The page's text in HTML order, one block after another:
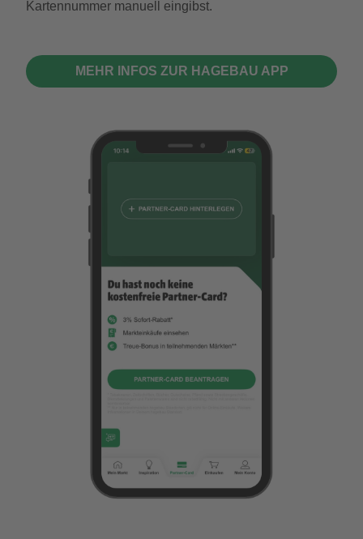
Kartennummer manuell eingibst.
MEHR INFOS ZUR HAGEBAU APP